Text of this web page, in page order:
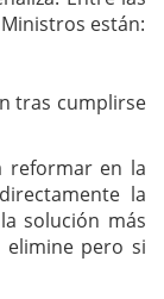
están:
tras cumplirse
reformar en la
la
solución más
pero si